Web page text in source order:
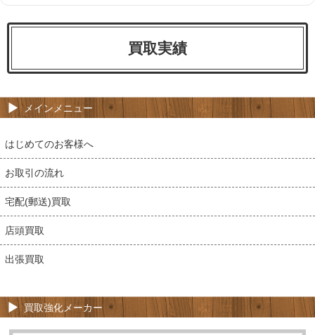
買取実績
メインメニュー
はじめてのお客様へ
お取引の流れ
宅配(郵送)買取
店頭買取
出張買取
買取強化メーカー